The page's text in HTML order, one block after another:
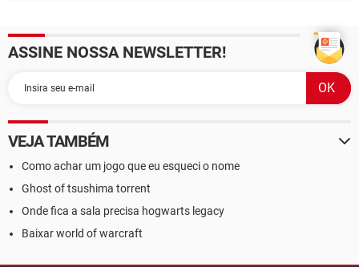
ASSINE NOSSA NEWSLETTER!
VEJA TAMBÉM
Como achar um jogo que eu esqueci o nome
Ghost of tsushima torrent
Onde fica a sala precisa hogwarts legacy
Baixar world of warcraft